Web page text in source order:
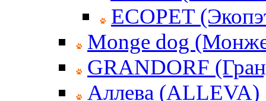
ECOPET
Monge dog
GRANDORF
Аллева (ALLEVA)